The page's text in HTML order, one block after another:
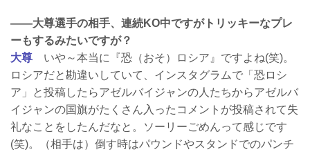
——大尊選手の相手、連続KO中ですがトリッキーなプレ
ーもするみたいですが？
大尊 いや～本当に『恐（おそ）ロシア』ですよね(笑)。
ロシアだと勘違いしていて、インスタグラムで「恐ロシ
ア」と投稿したらアゼルバイジャンの人たちからアゼルバ
イジャンの国旗がたくさん入ったコメントが投稿されて失
礼なことをしたんだなと。ソーリーごめんって感じです
(笑)。（相手は）倒す時はパウンドやスタンドでのパンチ